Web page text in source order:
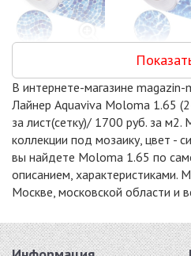
композит
2050x25200
1700 руб. / кв.м.
1700 руб.
DIFFUSION 1.65
композит
В интернете-магазине
Лайнер Aquaviva Moloma 1.65
за лист(сетку)/ 1700 руб. за
коллекции под мозаику, цвет -
вы найдете Moloma 1.65 по
описанием, характеристиками.
Москве, московской области и